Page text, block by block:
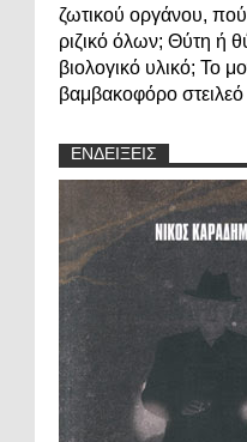
ζωτικού οργάνου,
ριζικό όλων; Θύτη ή
βιολογικό υλικό; Το
βαμβακοφόρο
ΕΝΔΕΙΞΕΙΣ